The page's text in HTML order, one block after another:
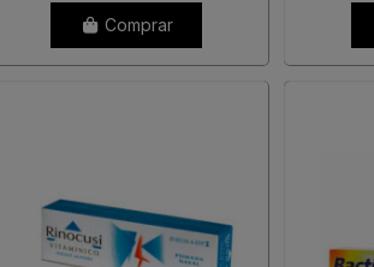
Comprar